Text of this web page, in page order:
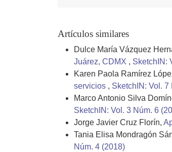
Artículos similares
Dulce María Vázquez
Juárez, CDMX , SketchIN:
Karen Paola Ramírez
servicios , SketchIN: Vol. 7
Marco Antonio Silva
SketchIN: Vol. 3 Núm. 6
Jorge Javier Cruz Florín,
Tania Elisa Mondragón
Núm. 4 (2018)